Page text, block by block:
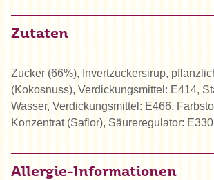
Zutaten
Zucker (66%), Invertzuckersirup,
(Kokosnuss), Verdickungsmittel: E414,
Wasser, Verdickungsmittel: E466,
Konzentrat (Saflor), Säureregulator:
Allergie-Informationen